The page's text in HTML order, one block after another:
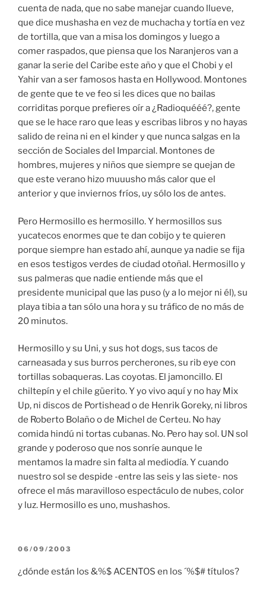
cuenta de nada, que no sabe manejar cuando llueve,
que dice mushasha en vez de muchacha y tortía en vez
de tortilla, que van a misa los domingos y luego a
comer raspados, que piensa que los Naranjeros van a
ganar la serie del Caribe este año y que el Chobi y el
Yahir van a ser famosos hasta en Hollywood. Montones
de gente que te ve feo si les dices que no bailas
corriditas porque prefieres oír a ¿Radioquééé?, gente
que se le hace raro que leas y escribas libros y no hayas
salido de reina ni en el kinder y que nunca salgas en la
sección de Sociales del Imparcial. Montones de
hombres, mujeres y niños que siempre se quejan de
que este verano hizo muuusho más calor que el
anterior y que inviernos fríos, uy sólo los de antes.
Pero Hermosillo es hermosillo. Y hermosillos sus
yucatecos enormes que te dan cobijo y te quieren
porque siempre han estado ahí, aunque ya nadie se fija
en esos testigos verdes de ciudad otoñal. Hermosillo y
sus palmeras que nadie entiende más que el
presidente municipal que las puso (y a lo mejor ni él), su
playa tibia a tan sólo una hora y su tráfico de no más de
20 minutos.
Hermosillo y su Uni, y sus hot dogs, sus tacos de
carneasada y sus burros percherones, su rib eye con
tortillas sobaqueras. Las coyotas. El jamoncillo. El
chiltepín y el chile güerito. Y yo vivo aquí y no hay Mix
Up, ni discos de Portishead o de Henrik Goreky, ni libros
de Roberto Bolaño o de Michel de Certeu. No hay
comida hindú ni tortas cubanas. No. Pero hay sol. UN sol
grande y poderoso que nos sonríe aunque le
mentamos la madre sin falta al mediodía. Y cuando
nuestro sol se despide -entre las seis y las siete- nos
ofrece el más maravilloso espectáculo de nubes, color
y luz. Hermosillo es uno, mushashos.
PUBLICADO
06/09/2003
¿dónde están los &%$ ACENTOS en los ´%$# títulos?